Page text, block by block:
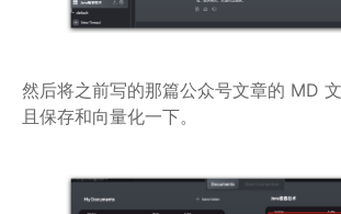
然后将之前写的那篇公众号文章的 MD
且保存和向量化一下。